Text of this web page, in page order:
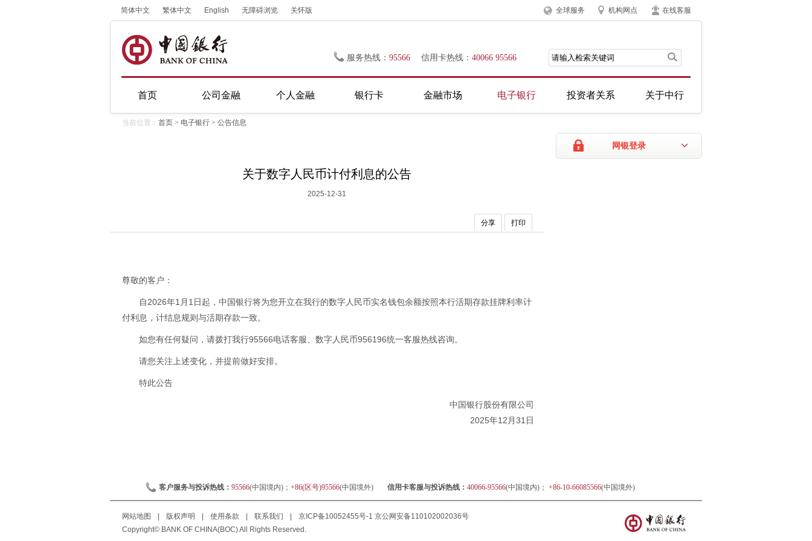
简体中文 繁体中文 English 无障碍浏览 关怀版 全球服务 机构网点 在线客服
服务热线： 95566 信用卡热线： 40066 95566
首页 公司金融 个人金融 银行卡 金融市场 电子银行 投资者关系 关于中行
当前位置： 首页 > 电子银行 > 公告信息
网银登录
关于数字人民币计付利息的公告
2025-12-31
分享 打印
尊敬的客户：
自2026年1月1日起，中国银行将为您开立在我行的数字人民币实名钱包余额按照本行活期存款挂牌利率计
付利息，计结息规则与活期存款一致。
如您有任何疑问，请拨打我行95566电话客服、数字人民币956196统一客服热线咨询。
请您关注上述变化，并提前做好安排。
特此公告
中国银行股份有限公司
2025年12月31日
客户服务与投诉热线： 95566(中国境内)； +86(区号)95566(中国境外) 信用卡客服与投诉热线： 40066-95566(中国境内)； +86-10-66085566(中国境外)
网站地图 版权声明 使用条款 联系我们 京ICP备10052455号-1 京公网安备110102002036号
Copyright© BANK OF CHINA(BOC) All Rights Reserved.